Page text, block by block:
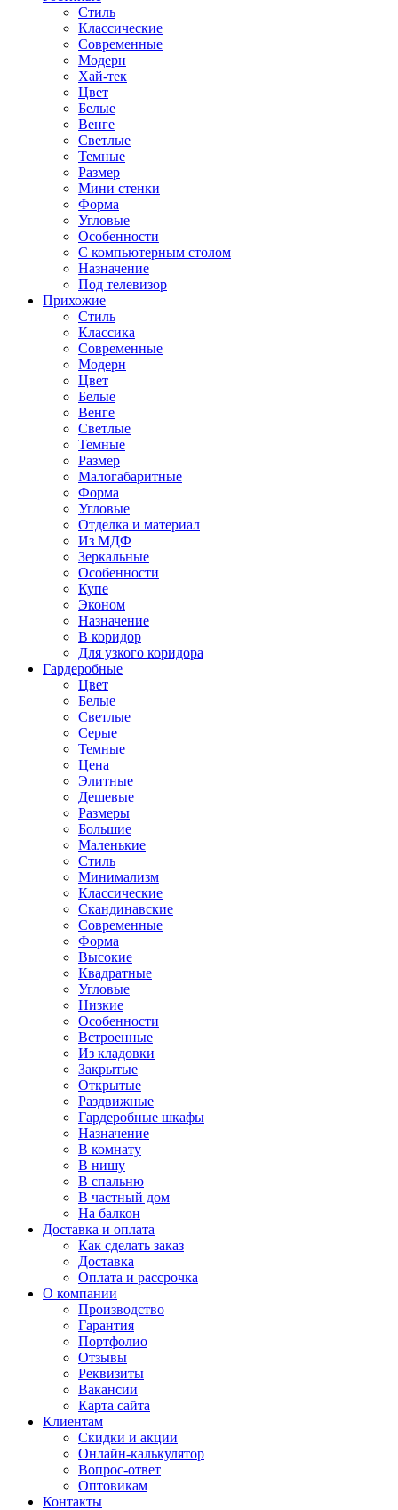
Стиль
Классические
Современные
Модерн
Хай-тек
Цвет
Белые
Венге
Светлые
Темные
Размер
Мини стенки
Форма
Угловые
Особенности
С компьютерным столом
Назначение
Под телевизор
Прихожие
Стиль
Классика
Современные
Модерн
Цвет
Белые
Венге
Светлые
Темные
Размер
Малогабаритные
Форма
Угловые
Отделка и материал
Из МДФ
Зеркальные
Особенности
Купе
Эконом
Назначение
В коридор
Для узкого коридора
Гардеробные
Цвет
Белые
Светлые
Серые
Темные
Цена
Элитные
Дешевые
Размеры
Большие
Маленькие
Стиль
Минимализм
Классические
Скандинавские
Современные
Форма
Высокие
Квадратные
Угловые
Низкие
Особенности
Встроенные
Из кладовки
Закрытые
Открытые
Раздвижные
Гардеробные шкафы
Назначение
В комнату
В нишу
В спальню
В частный дом
На балкон
Доставка и оплата
Как сделать заказ
Доставка
Оплата и рассрочка
О компании
Производство
Гарантия
Портфолио
Отзывы
Реквизиты
Вакансии
Карта сайта
Клиентам
Скидки и акции
Онлайн-калькулятор
Вопрос-ответ
Оптовикам
Контакты